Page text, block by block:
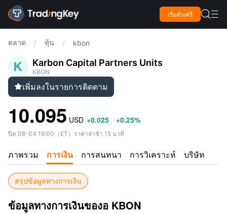
เริ่มต้นฟรี  
ตลาด / หุ้น / kbon
Karbon Capital Partners Units
KBON
เพิ่มลงในรายการติดตาม
10.095 USD +0.025 +0.25%
ปิด 08-04 16:00 （ ET ） ราคาล่าช้า 15 นาที
ภาพรวม การเงิน การสนทนา การวิเคราะห์ บริษัท
สรุปข้อมูลทางการเงิน
ข้อมูลทางการเงินของอ KBON